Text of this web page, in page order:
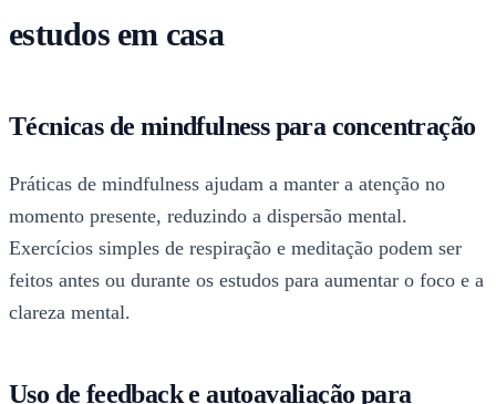
estudos em casa
Técnicas de mindfulness para concentração
Práticas de mindfulness ajudam a manter a atenção no
momento presente, reduzindo a dispersão mental.
Exercícios simples de respiração e meditação podem ser
feitos antes ou durante os estudos para aumentar o foco e a
clareza mental.
Uso de feedback e autoavaliação para